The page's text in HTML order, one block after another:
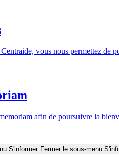
vous nous permettez de
afin de poursuivre la
S'informer Fermer le sous-menu